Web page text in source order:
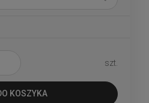
szt.
KOSZYKA